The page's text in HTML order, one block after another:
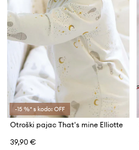
-15 %* s kodo: OFF
Otroški pajac That's mine Elliotte
39,90 €